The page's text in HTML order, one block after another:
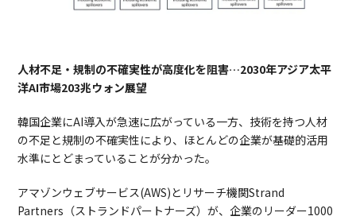
人材不足・規制の不確実性が高度化を阻害…2030年アジア太平
洋AI市場203兆ウォン展望
韓国企業にAI導入が急速に広がっている一方、技術を持つ人材
の不足と規制の不確実性により、ほとんどの企業が基礎的活用
水準にとどまっていることが分かった。
アマゾンウェブサービス(AWS)とリサーチ機関Strand
Partners（ストランドパートナーズ）が、企業のリーダー1000